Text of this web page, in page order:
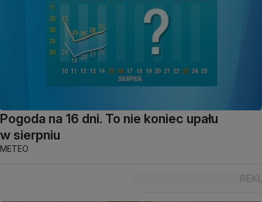
Pogoda na 16 dni. To nie koniec upału
w sierpniu
METEO